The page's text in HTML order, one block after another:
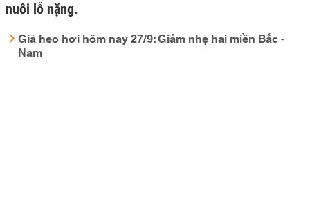
nuôi lỗ nặng.
Giá heo hơi hôm nay 27/9: Giảm nhẹ hai miền Bắc -
Nam